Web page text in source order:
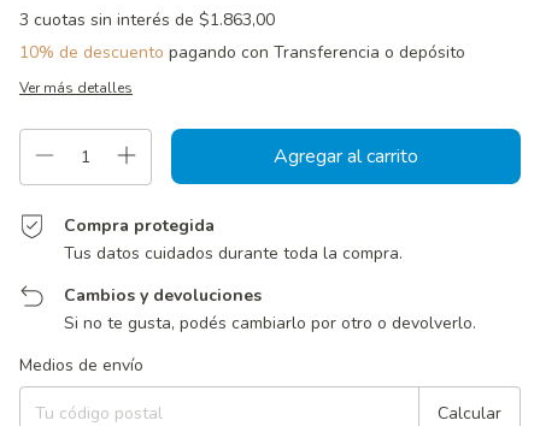
3 cuotas sin interés de $1.863,00
10% de descuento pagando con Transferencia o depósito
Ver más detalles
Compra protegida
Tus datos cuidados durante toda la compra.
Cambios y devoluciones
Si no te gusta, podés cambiarlo por otro o devolverlo.
Entregas para el CP:
Medios de envío
Calcular